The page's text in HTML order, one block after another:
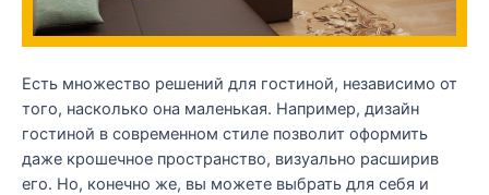
Есть множество решений для гостиной, независимо от
того, насколько она маленькая. Например, дизайн
гостиной в современном стиле позволит оформить
даже крошечное пространство, визуально расширив
его. Но, конечно же, вы можете выбрать для себя и